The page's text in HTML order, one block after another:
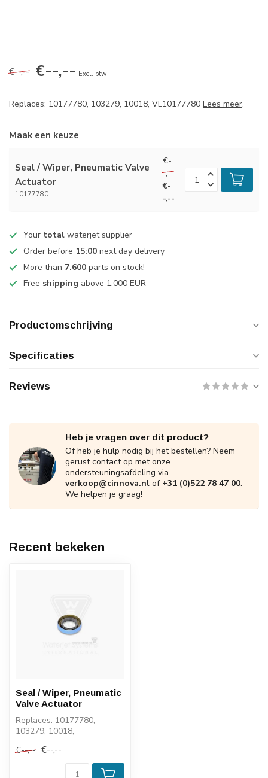
€--,-- €--,-- Excl. btw
Replaces: 10177780, 103279, 10018, VL10177780 Lees meer.
Maak een keuze
Seal / Wiper, Pneumatic Valve
Actuator
10177780
€-
-,--
€-
-,--
Your total waterjet supplier
Order before 15:00 next day delivery
More than 7.600 parts on stock!
Free shipping above 1.000 EUR
Productomschrijving
Specificaties
Reviews
Heb je vragen over dit product?
Of heb je hulp nodig bij het bestellen? Neem
gerust contact op met onze
ondersteuningsafdeling via
verkoop@cinnova.nl of +31 (0)522 78 47 00.
We helpen je graag!
Recent bekeken
Seal / Wiper, Pneumatic
Valve Actuator
Replaces: 10177780,
103279, 10018,
€--,-- €--,--